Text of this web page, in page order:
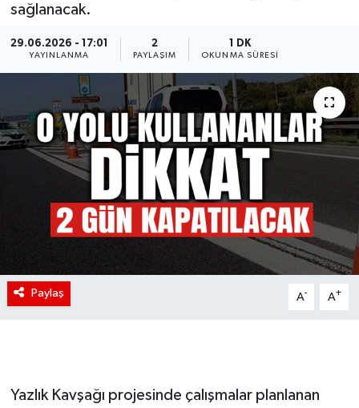
sağlanacak.
29.06.2026 - 17:01
YAYINLANMA
2
PAYLAŞIM
1 DK
OKUNMA SÜRESI
Paylaş A- A+
Yazlık Kavşağı projesinde çalışmalar planlanan